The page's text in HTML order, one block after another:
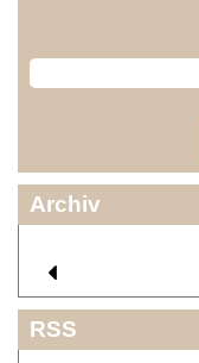
Archiv
RSS